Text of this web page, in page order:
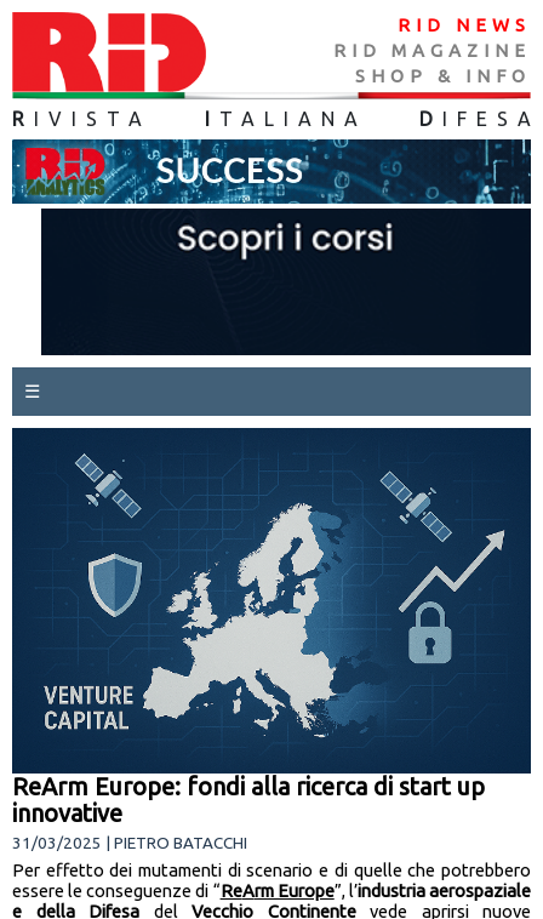
RID NEWS
RID MAGAZINE
SHOP & INFO
R IVISTA TALIANA D IFES A
☰
ReArm Europe: fondi alla ricerca di start up
innovative
31/03/2025 | PIETRO BATACCHI
Per effetto dei mutamenti di scenario e di quelle che potrebbero
essere le conseguenze di “ReArm Europe”, l’industria aerospaziale
e della Difesa del Vecchio Continentevede aprirsi nuove